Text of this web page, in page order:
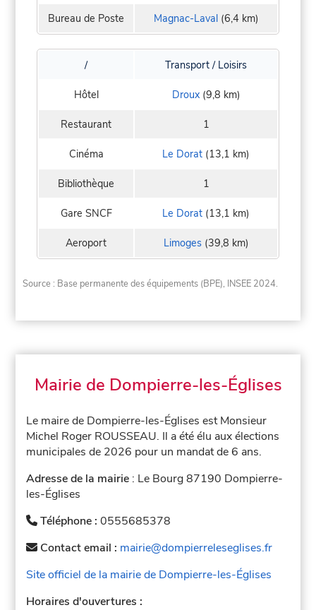
Bureau de Poste Magnac-Laval(6,4 km)
/ Transport / Loisirs
Hôtel Droux(9,8 km)
Restaurant 1
Cinéma Le Dorat (13,1 km)
Bibliothèque 1
Gare SNCF Le Dorat (13,1 km)
Aeroport Limoges(39,8 km)
Source : Base permanente des équipements (BPE), INSEE 2024.
Mairie de Dompierre-les-Églises
Le maire de Dompierre-les-Églises est Monsieur
Michel Roger ROUSSEAU. Il a été élu aux élections
municipales de 2026 pour un mandat de 6 ans.
Adresse de la mairie : Le Bourg 87190 Dompierre-
les-Églises
Téléphone :0555685378
Contact email : mairie@dompierreleseglises.fr
Site officiel de la mairie de Dompierre-les-Églises
Horaires d'ouvertures :